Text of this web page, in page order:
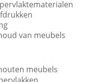
van meubels
meubels